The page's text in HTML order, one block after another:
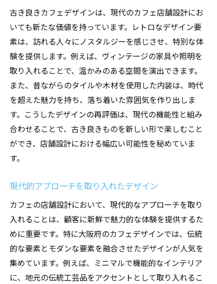
顧客のフィードバックを活かすデザイン
季節ごとに変化を持たせる工夫
顧客ニーズを反映した柔軟な設計
体験価値を高める店舗の演出
大阪府のリピーターを狙った戦略
インテリアデザインでカフェの第一印象を左右
する方法
インテリアの色合いと雰囲気作り
照明の使い方で空間を演出
壁面デコレーションのポイント
大阪府のカフェに適したデザインの選び方
古き良きカフェデザインは、現代のカフェ店舗設計にお
いても新たな価値を持っています。レトロなデザイン要
素は、訪れる人々にノスタルジーを感じさせ、特別な体
験を提供します。例えば、ヴィンテージの家具や照明を
取り入れることで、温かみのある空間を演出できます。
また、昔ながらのタイルや木材を使用した内装は、時代
を超えた魅力を持ち、落ち着いた雰囲気を作り出しま
す。こうしたデザインの再評価は、現代の機能性と組み
合わせることで、古き良きものを新しい形で楽しむこと
ができ、店舗設計における幅広い可能性を秘めていま
す。
現代的アプローチを取り入れたデザイン
カフェの店舗設計において、現代的なアプローチを取り
入れることは、顧客に新鮮で魅力的な体験を提供するた
めに重要です。特に大阪府のカフェデザインでは、伝統
的な要素とモダンな要素を融合させたデザインが人気を
集めています。例えば、ミニマルで機能的なインテリア
に、地元の伝統工芸品をアクセントとして取り入れるこ